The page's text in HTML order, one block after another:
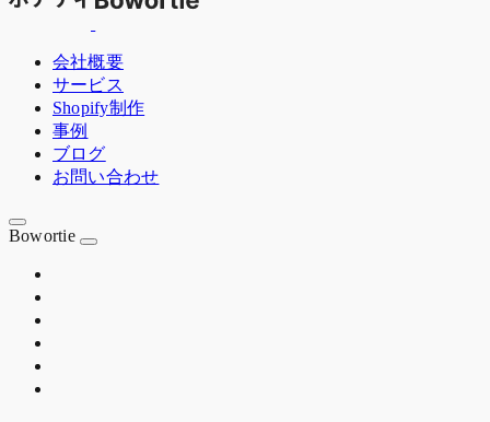
会社概要
サービス
Shopify制作
事例
ブログ
お問い合わせ
Bowortie